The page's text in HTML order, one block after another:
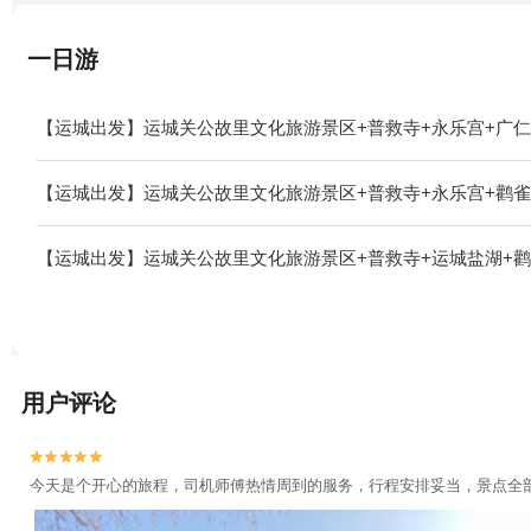
一日游
【运城出发】运城关公故里文化旅游景区+普救寺+永乐宫+广
【运城出发】运城关公故里文化旅游景区+普救寺+永乐宫+鹳
【运城出发】运城关公故里文化旅游景区+普救寺+运城盐湖+
用户评论


今天是个开心的旅程，司机师傅热情周到的服务，行程安排妥当，景点全